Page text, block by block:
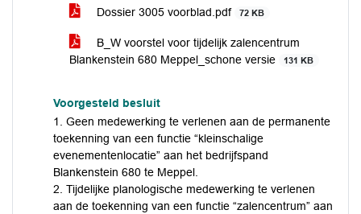
Dossier 3005 voorblad.pdf
72 KB
B_W voorstel voor tijdelijk zalencentrum
Blankenstein 680 Meppel_schone versie
131 KB
Voorgesteld besluit
1. Geen medewerking te verlenen aan de permanente
toekenning van een functie “kleinschalige
evenementenlocatie” aan het bedrijfspand
Blankenstein 680 te Meppel.
2. Tijdelijke planologische medewerking te verlenen
aan de toekenning van een functie “zalencentrum” aan